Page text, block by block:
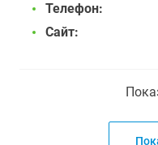
Телефон:
Сайт: